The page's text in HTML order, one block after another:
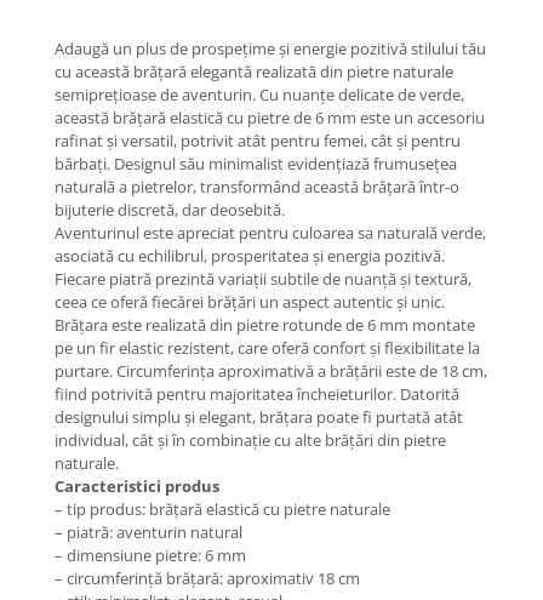
Coliere cu Stea
Coliere cu Soare
Coliere cu Semilună
Coliere cu Zodii
Coliere cu Flori
Coliere cu Animale
Coliere cu Molecule
Coliere Diverse
BRĂȚĂRI
BRĂȚĂRI CU ȘNUR REGLABIL
Brățări din Aur cu șnur reglabil
Brățări din Argint cu șnur reglabil
BRĂȚĂRI CU PIETRE SEMIPREȚIOASE
Brățări din Aur cu pietre
semiprețioase
Brățări din Argint cu pietre
semiprețioase
Brățări elastice cu pietre
Adaugă un plus de prospețime și energie pozitivă stilului tău
cu această brățară elegantă realizată din pietre naturale
semiprețioase de aventurin. Cu nuanțe delicate de verde,
această brățară elastică cu pietre de 6 mm este un accesoriu
rafinat și versatil, potrivit atât pentru femei, cât și pentru
bărbați. Designul său minimalist evidențiază frumusețea
naturală a pietrelor, transformând această brățară într-o
bijuterie discretă, dar deosebită.
Aventurinul este apreciat pentru culoarea sa naturală verde,
asociată cu echilibrul, prosperitatea și energia pozitivă.
Fiecare piatră prezintă variații subtile de nuanță și textură,
ceea ce oferă fiecărei brățări un aspect autentic și unic.
Brățara este realizată din pietre rotunde de 6 mm montate
pe un fir elastic rezistent, care oferă confort și flexibilitate la
purtare. Circumferința aproximativă a brățării este de 18 cm,
fiind potrivită pentru majoritatea încheieturilor. Datorită
designului simplu și elegant, brățara poate fi purtată atât
individual, cât și în combinație cu alte brățări din pietre
naturale.
Caracteristici produs
– tip produs: brățară elastică cu pietre naturale
– piatră: aventurin natural
– dimensiune pietre: 6 mm
– circumferință brățară: aproximativ 18 cm